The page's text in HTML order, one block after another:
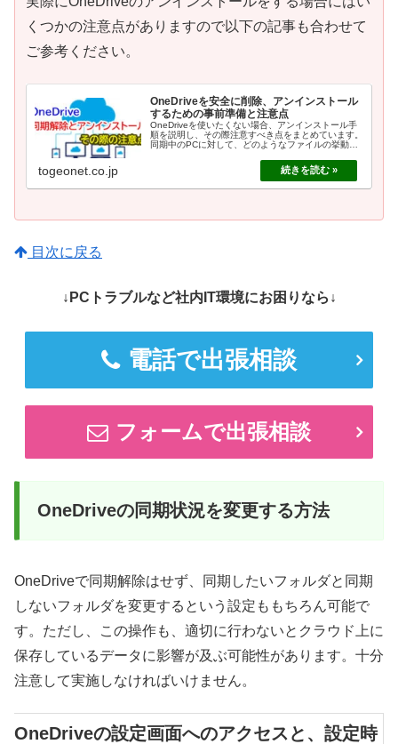
くつかの注意点がありますので以下の記事も合わせて
ご参考ください。
OneDriveを安全に削除、アンインストール
するための事前準備と注意点
OneDriveを使いたくない場合、アンインストール手
順を説明し、その際注意すべき点をまとめています。
同期中のPCに対して、どのようなファイルの挙動と
togeonet.co.jp
目次に戻る
↓PCトラブルなど社内IT環境にお困りなら↓
電話で出張相談
フォームで出張相談
OneDriveの同期状況を変更する方法
OneDriveで同期解除はせず、同期したいフォルダと同期
しないフォルダを変更するという設定ももちろん可能で
す。ただし、この操作も、適切に行わないとクラウド上に
保存しているデータに影響が及ぶ可能性があります。十分
注意して実施しなければいけません。
OneDriveの設定画面へのアクセスと、設定時